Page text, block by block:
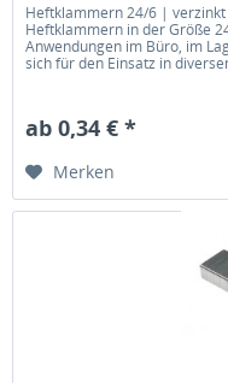
Heftklammern 24/6 |
Heftklammern in der Größe
Anwendungen im Büro, im
sich für den Einsatz in
ab 0,34 € *
Merken